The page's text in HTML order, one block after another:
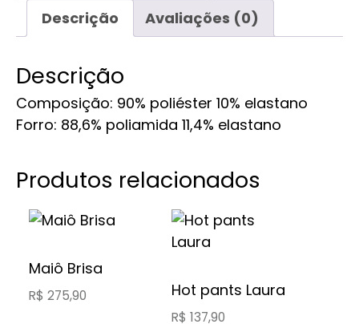
Descrição Avaliações (0)
Descrição
Composição: 90% poliéster 10% elastano
Forro: 88,6% poliamida 11,4% elastano
Produtos relacionados
Maiô Brisa
R$ 275,90
Este
tem
variantes.
Hot pants Laura
R$ 137,90
Este
produto
várias
variantes.